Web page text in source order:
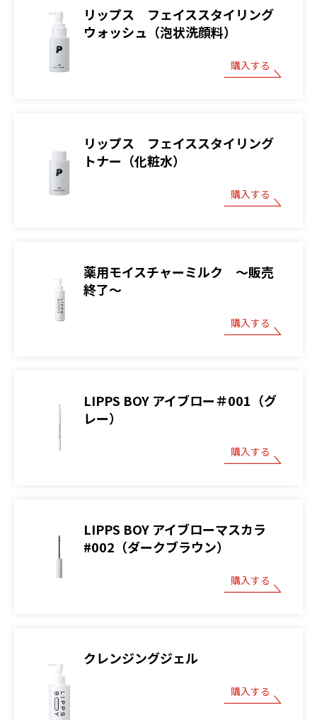
リップス フェイススタイリング
ウォッシュ（泡状洗顔料）
購入する
リップス フェイススタイリング
トナー（化粧水）
購入する
薬用モイスチャーミルク ～販売
終了～
購入する
LIPPS BOY アイブロー＃001（グ
レー）
購入する
LIPPS BOY アイブローマスカラ
#002（ダークブラウン）
購入する
クレンジングジェル
購入する